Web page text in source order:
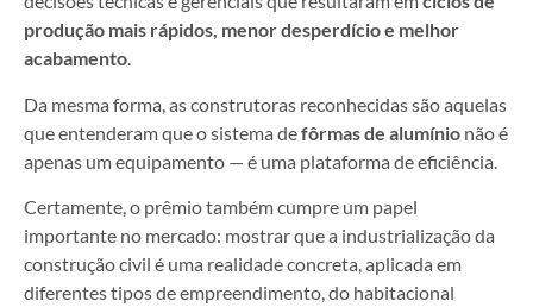
produção mais rápidos, menor desperdício e melhor
acabamento.
Da mesma forma, as construtoras reconhecidas são aquelas
que entenderam que o sistema defôrmas de alumínio não é
apenas um equipamento — é uma plataforma de eficiência.
Certamente, o prêmio também cumpre um papel
importante no mercado: mostrar que a industrialização da
construção civil é uma realidade concreta, aplicada em
diferentes tipos de empreendimento, do habitacional